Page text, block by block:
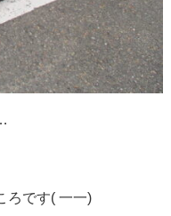
ろです( 一一)